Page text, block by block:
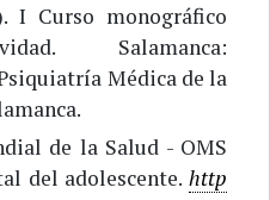
I Curso monográfico
Salamanca:
Médica de la
de la Salud - OMS
del adolescente. http